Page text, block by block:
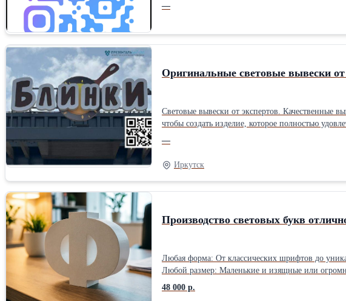
—
Оригинальные световые вывески от
Световые вывески от экспертов. Качественные вывески по
чтобы создать изделие, которое полностью удовлетворит ваши требования. Кроме того, мы гарантируем высокое
—
Иркутск
Производство световых букв
Любая форма: От классических шрифтов до
Любой размер: Маленькие и изящные или
Широкая палитра цветов и оттенков позволит
подсветка: Классический вариант,
48 000 р.